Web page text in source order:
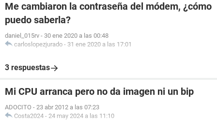
Me cambiaron la contraseña del módem, ¿cómo
puedo saberla?
daniel_015rv - 30 ene 2020 a las 00:48
carloslopezjurado - 31 ene 2020 a las 17:01
3 respuestas
Mi CPU arranca pero no da imagen ni un bip
ADOCITO - 23 abr 2012 a las 07:23
Costa2024 - 24 may 2024 a las 11:10